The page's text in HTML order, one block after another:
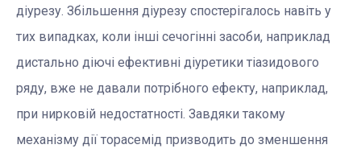
діурезу. Збільшення діурезу спостерігалось навіть у
тих випадках, коли інші сечогінні засоби, наприклад
дистально діючі ефективні діуретики тіазидового
ряду, вже не давали потрібного ефекту, наприклад,
при нирковій недостатності. Завдяки такому
механізму дії торасемід призводить до зменшення